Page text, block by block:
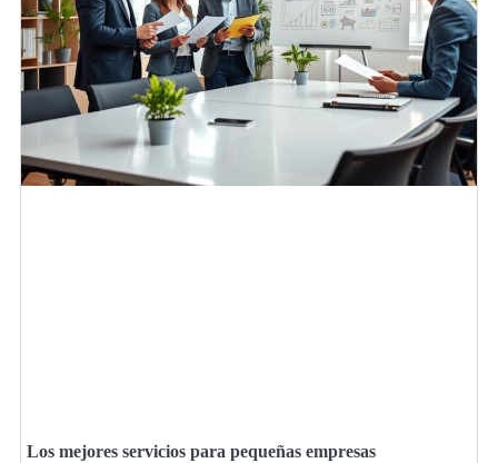
Los mejores servicios para pequeñas empresas